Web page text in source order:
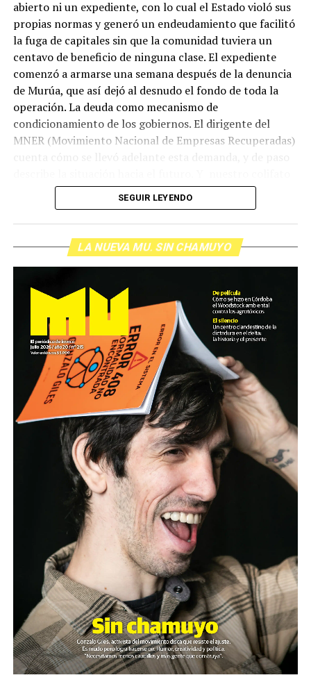
abierto ni un expediente, con lo cual el Estado violó sus
propias normas y generó un endeudamiento que facilitó
la fuga de capitales sin que la comunidad tuviera un
centavo de beneficio de ninguna clase. El expediente
comenzó a armarse una semana después de la denuncia
de Murúa, que así dejó al desnudo el fondo de toda la
operación. La deuda como mecanismo de
condicionamiento de los gobiernos. El dirigente del
MNER (Movimiento Nacional de Empresas Recuperadas)
de cabecera Hugo López va a dar una definición
inolvidable sobre los normales y los anormales. Como
siempre, Pablo Marchetti que llega con música y con El
grito pelado.(Escuchá el programa completo)
Descargar los archivos de audio:Bloque 1/Bloque 2
Foto: Nacho Yuchark
Descargar el programa
La reproducción de este programa es libre. Sólo tenés
que mandar un mail a
infolavaca@yahoo.com.arpara
emitir todos los programas de Decí MU
SEGUIR LEYENDO
LA NUEVA MU. SIN CHAMUYO